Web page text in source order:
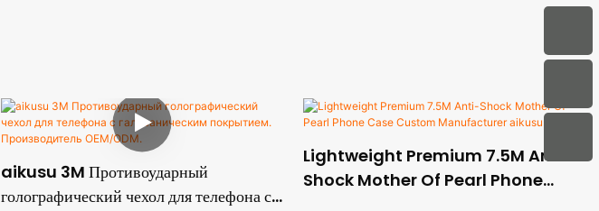
aikusu 3M Противоударный
голографический чехол для телефона с
Lightweight Premium 7.5M Anti-
Shock Mother Of Pearl Phone